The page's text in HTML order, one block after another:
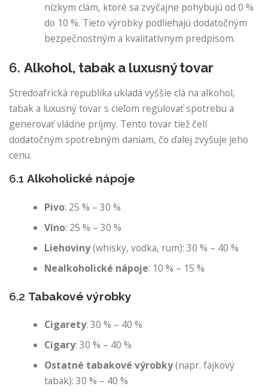
nízkym clám, ktoré sa zvyčajne pohybujú od 0 %
do 10 %. Tieto výrobky podliehajú dodatočným
bezpečnostným a kvalitatívnym predpisom.
6. Alkohol, tabak a luxusný tovar
Stredoafrická republika ukladá vyššie clá na alkohol,
tabak a luxusný tovar s cieľom regulovať spotrebu a
generovať vládne príjmy. Tento tovar tiež čelí
dodatočným spotrebným daniam, čo ďalej zvyšuje jeho
cenu.
6.1 Alkoholické nápoje
Pivo: 25 % – 30 %
Víno: 25 % – 30 %
Liehoviny(whisky, vodka, rum): 30 % – 40 %
Nealkoholické nápoje: 10 % – 15 %
6.2 Tabakové výrobky
Cigarety: 30 % – 40 %
Cigary: 30 % – 40 %
Ostatné tabakové výrobky(napr. fajkový
tabak): 30 % – 40 %